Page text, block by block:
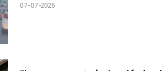
07-07-2026